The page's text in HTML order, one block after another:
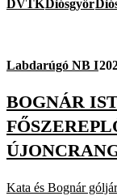
DVTK Diósgyőr
Labdarúgó NB I
BOGNÁR
Kata és Bognár